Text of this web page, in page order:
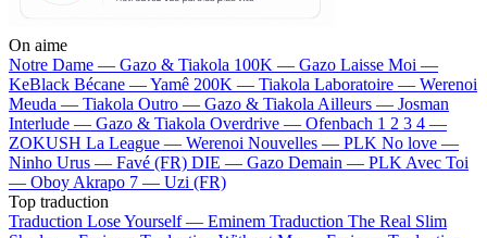
On aime
Notre Dame — Gazo & Tiakola 100K — Gazo Laisse Moi —
KeBlack Bécane —Yamê 200K — Tiakola Laboratoire — Werenoi
Meuda — Tiakola Outro — Gazo & Tiakola Ailleurs — Josman
Interlude — Gazo & Tiakola Overdrive — Ofenbach 1 2 3 4 —
ZOKUSH La League — Werenoi Nouvelles — PLK No love —
Ninho Urus — Favé (FR) DIE — Gazo Demain — PLK Avec Toi
— Oboy Akrapo 7 — Uzi (FR)
Top traduction
Traduction Lose Yourself — Eminem Traduction The Real Slim